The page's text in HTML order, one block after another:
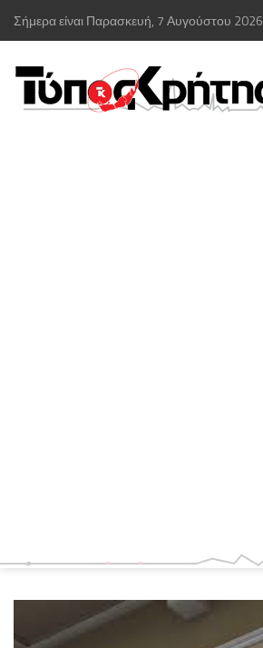
Σήμερα είναι Παρασκευή, 7 Αυγούστου 2026